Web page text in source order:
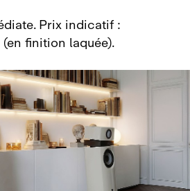
Prix indicatif :
finition laquée).